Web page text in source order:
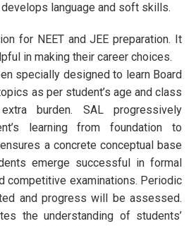
language and soft skills.
for NEET and JEE preparation. It
in making their career choices.
specially designed to learn Board
as per student’s age and class
burden. SAL progressively
learning from foundation to
a concrete conceptual base
emerge successful in formal
competitive examinations. Periodic
and progress will be assessed.
the understanding of students’